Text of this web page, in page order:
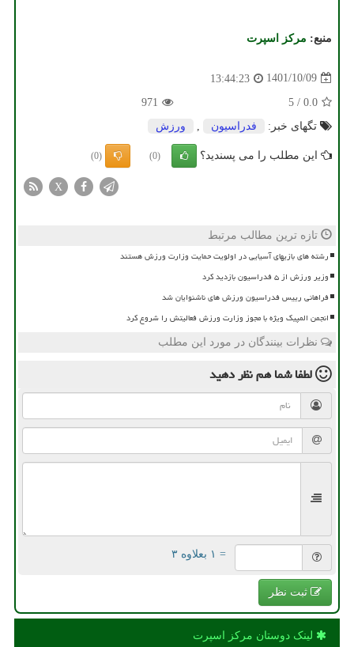
منبع: مركز اسپرت
1401/10/09
13:44:23
0.0
/
5
971
تگهای خبر:
فدراسیون ورزش
این مطلب را می پسندید؟ (0)
(0)
X
تازه ترین مطالب مرتبط
رشته های بازیهای آسیایی در اولویت حمایت وزارت ورزش هستند
وزیر ورزش از ۵ فدراسیون بازدید کرد
فراهانی رییس فدراسیون ورزش های ناشنوایان شد
انجمن المپیک ویژه با مجوز وزارت ورزش فعالیتش را شروع کرد
نظرات بینندگان در مورد این مطلب
لطفا شما همنظر دهید
= ۱ بعلاوه ۳
ثبت نظر
لینک دوستان مركز اسپرت